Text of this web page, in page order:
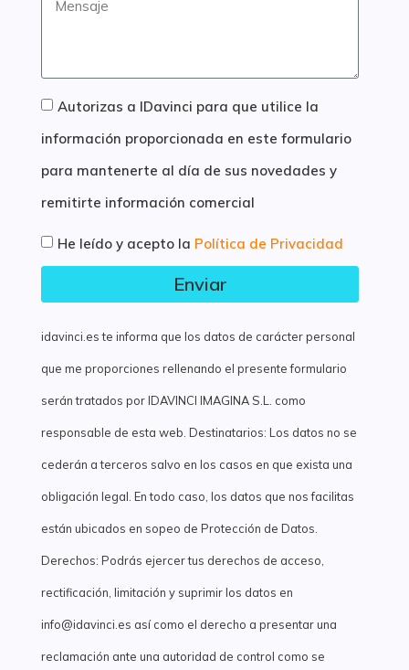
Autorizas a IDavinci para que utilice la
información proporcionada en este formulario
para mantenerte al día de sus novedades y
remitirte información comercial
He leído y acepto la Política de Privacidad
Enviar
idavinci.es te informa que los datos de carácter personal
que me proporciones rellenando el presente formulario
serán tratados por IDAVINCI IMAGINA S.L. como
responsable de esta web. Destinatarios: Los datos no se
cederán a terceros salvo en los casos en que exista una
obligación legal. En todo caso, los datos que nos facilitas
están ubicados en sopeo de Protección de Datos.
Derechos: Podrás ejercer tus derechos de acceso,
rectificación, limitación y suprimir los datos en
info@idavinci.es así como el derecho a presentar una
reclamación ante una autoridad de control como se